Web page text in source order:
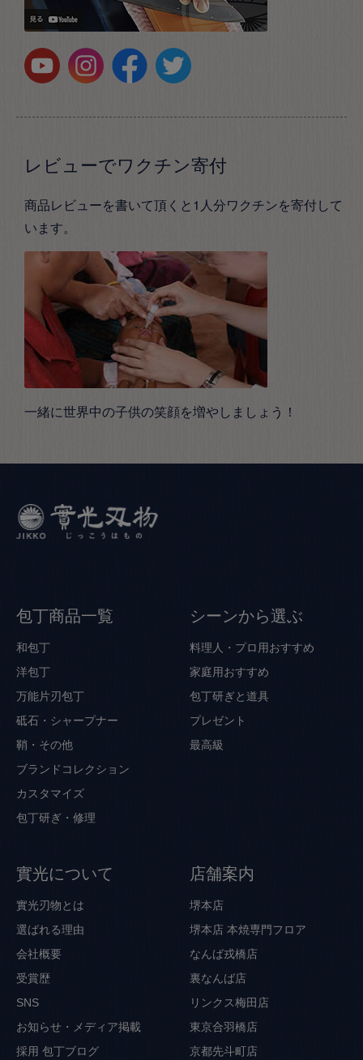
レビューでワクチン寄付
商品レビューを書いて頂くと1人分ワクチンを寄付して
います。
一緒に世界中の子供の笑顔を増やしましょう！
包丁商品一覧
和包丁
洋包丁
万能片刃包丁
砥石・シャープナー
鞘・その他
ブランドコレクション
カスタマイズ
包丁研ぎ・修理
シーンから選ぶ
料理人・プロ用おすすめ
家庭用おすすめ
包丁研ぎと道具
プレゼント
最高級
實光について
實光刃物とは
選ばれる理由
会社概要
受賞歴
SNS
お知らせ・メディア掲載
採用 包丁ブログ
店舗案内
堺本店
堺本店 本焼専門フロア
なんば戎橋店
裏なんば店
リンクス梅田店
東京合羽橋店
京都先斗町店